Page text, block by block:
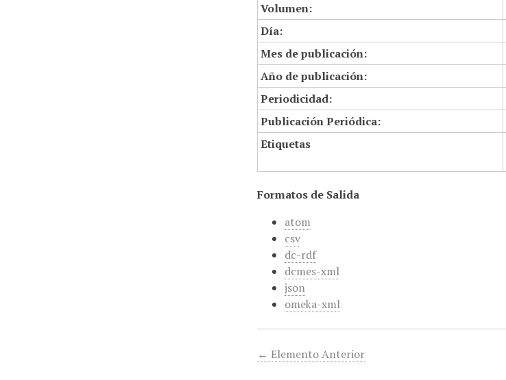
Volumen:
Día:
Mes de publicación:
Año de publicación:
Periodicidad:
Publicación Periódica:
Etiquetas
Formatos de Salida
atom
csv
dc-rdf
dcmes-xml
json
omeka-xml
← Elemento Anterior